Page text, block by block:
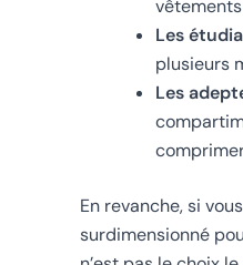
Les
plusieurs
Les
En revanche, si
surdimensionné